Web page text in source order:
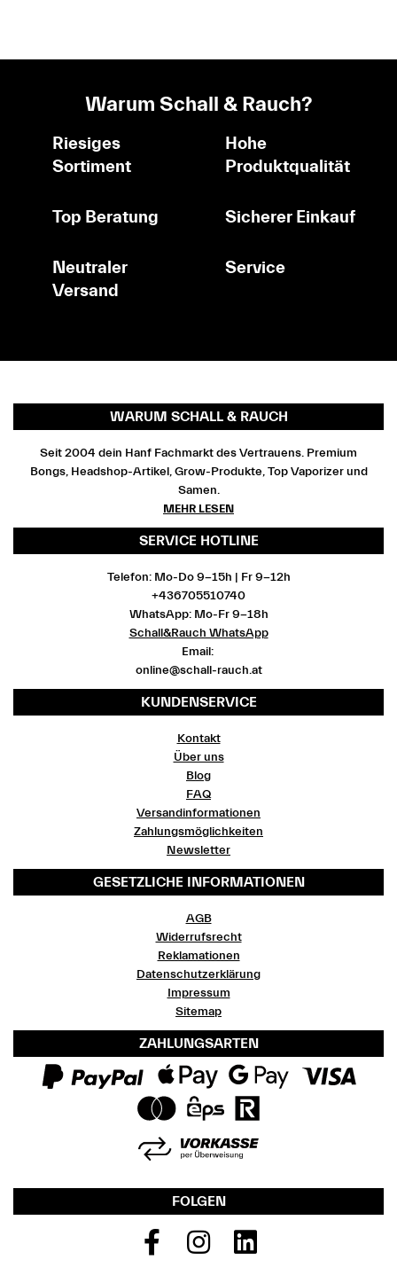
Warum Schall & Rauch?
Riesiges
Sortiment
Hohe
Produktqualität
Top Beratung Sicherer Einkauf
Neutraler
Versand
Service
WARUM SCHALL & RAUCH
Seit 2004 dein Hanf Fachmarkt des Vertrauens. Premium
Bongs, Headshop-Artikel, Grow-Produkte, Top Vaporizer und
Samen.
MEHR LESEN
SERVICE HOTLINE
Telefon: Mo-Do 9-15h | Fr 9-12h
+436705510740
WhatsApp: Mo-Fr 9-18h
Schall&Rauch WhatsApp
Email:
online@schall-rauch.at
KUNDENSERVICE
Kontakt
Über uns
Blog
FAQ
Versandinformationen
Zahlungsmöglichkeiten
Newsletter
GESETZLICHE INFORMATIONEN
AGB
Widerrufsrecht
Reklamationen
Datenschutzerklärung
Impressum
Sitemap
ZAHLUNGSARTEN
FOLGEN